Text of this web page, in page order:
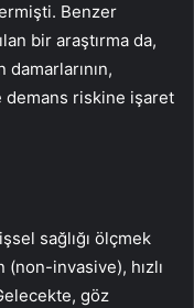
Benzer
bir araştırma da,
demans riskine işaret
sağlığı ölçmek
invasive), hızlı
göz